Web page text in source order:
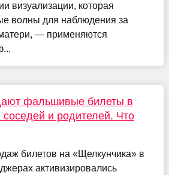
визуализации, которая
волны для наблюдения за
— применяются
фальшивые билеты в
и родителей. Что
билетов на «Щелкунчика» в
активизировались